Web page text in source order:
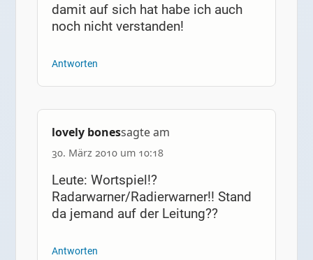
damit auf sich hat habe ich auch
noch nicht verstanden!
Antworten
lovely bonessagte am
30. März 2010 um 10:18
Leute: Wortspiel!?
Radarwarner/Radierwarner!! Stand
da jemand auf der Leitung??
Antworten